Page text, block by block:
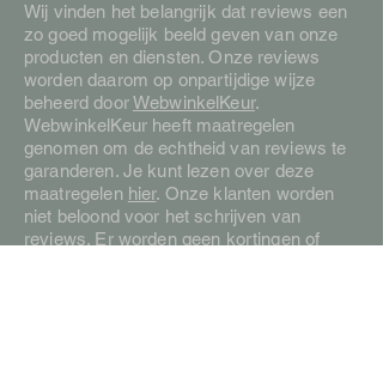
Wij vinden het belangrijk dat reviews een
zo goed mogelijk beeld geven van onze
producten en diensten. Onze reviews
worden daarom op onpartijdige wijze
beheerd doorWebwinkelKeur.
WebwinkelKeur heeft maatregelen
genomen om de echtheid van reviews te
garanderen. Je kunt lezen over deze
maatregelen hier. Onze klanten worden
niet beloond voor het schrijven van
reviews. Er worden geen kortingen of